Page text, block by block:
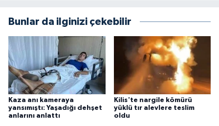
Bunlar da ilginizi çekebilir
Kaza anı kameraya
yansımıştı: Yaşadığı dehşet
anlarını anlattı
Kilis'te nargile kömürü
yüklü tır alevlere teslim
oldu